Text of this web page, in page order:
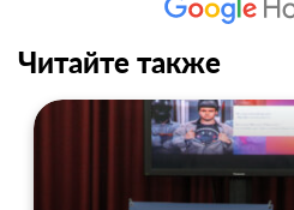
Читайте также